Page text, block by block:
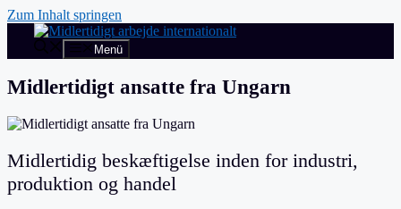
Zum Inhalt springen
Menü
Midlertidigt ansatte fra Ungarn
Midlertidig beskæftigelse inden for industri,
produktion og handel